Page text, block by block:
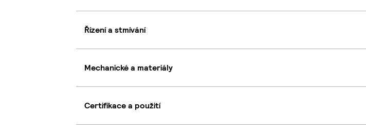
Řízení a stmívání
Mechanické a materiály
Certifikace a použití